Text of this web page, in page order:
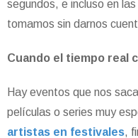
segundos, e incluso en
tomamos sin darnos
Cuando el tiempo real
Hay eventos que nos
películas o series muy
artistas en festivales,